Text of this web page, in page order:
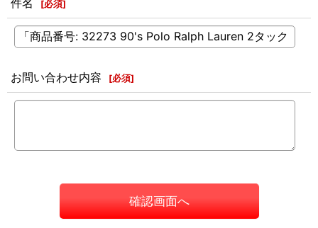
件名 [必須]
お問い合わせ内容 [必須]
確認画面へ